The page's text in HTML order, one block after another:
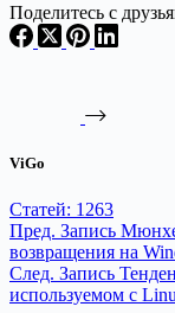
Поделитесь с
ViGo
Статей: 1263
Пред. Запись
возвращения на
След. Запись
используемом с